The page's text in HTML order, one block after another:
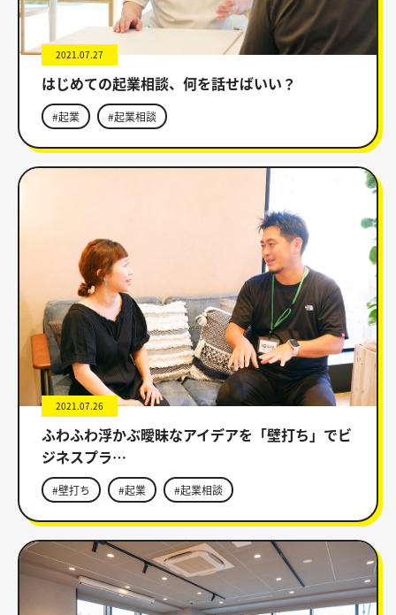
2021.07.27
はじめての起業相談、何を話せばいい？
#起業 #起業相談
2021.07.26
ふわふわ浮かぶ曖昧なアイデアを「壁打ち」でビ
ジネスプラ…
#壁打ち #起業 #起業相談